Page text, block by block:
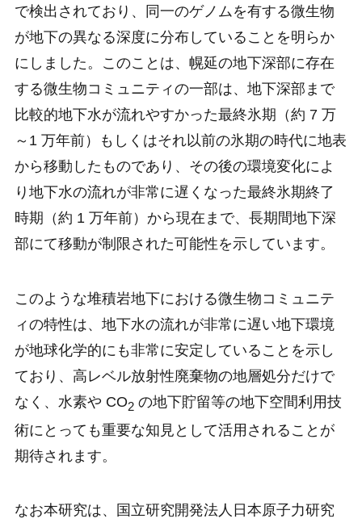
で検出されており、同一のゲノムを有する微生物
が地下の異なる深度に分布していることを明らか
にしました。このことは、幌延の地下深部に存在
する微生物コミュニティの一部は、地下深部まで
比較的地下水が流れやすかった最終氷期（約 7 万
～1 万年前）もしくはそれ以前の氷期の時代に地表
から移動したものであり、その後の環境変化によ
り地下水の流れが非常に遅くなった最終氷期終了
時期（約 1 万年前）から現在まで、長期間地下深
部にて移動が制限された可能性を示しています。
このような堆積岩地下における微生物コミュニテ
ィの特性は、地下水の流れが非常に遅い地下環境
が地球化学的にも非常に安定していることを示し
ており、高レベル放射性廃棄物の地層処分だけで
なく、水素や CO2の地下貯留等の地下空間利用技
術にとっても重要な知見として活用されることが
期待されます。
なお本研究は、国立研究開発法人日本原子力研究